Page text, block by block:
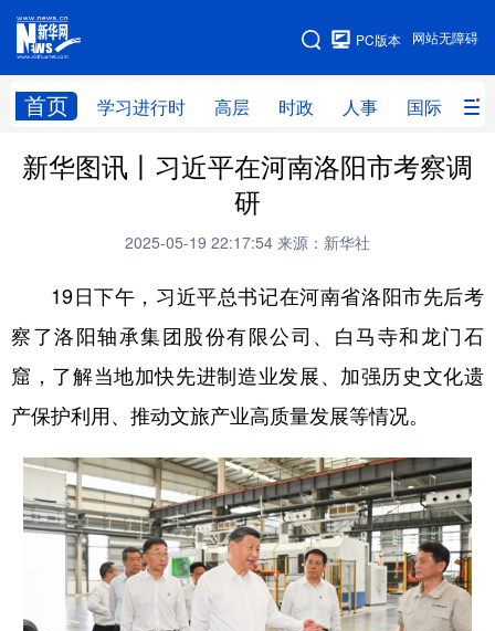
网站无障碍
PC版本
首页 学习进行时 高层 时政 人事 国际 财
网站地图
学习进行时 高层 时政 人事
科技 科创 量子 体育
文化 书画 健康
食品 人居 信息化 数字经济
学术中国 乡村振兴 银龄 溯源中国
城市 旅游 能源 会展
新华图讯丨习近平在河南洛阳市考察调
研
2025-05-19 22:17:54 来源：新华社
19日下午，习近平总书记在河南省洛阳市先后考
察了洛阳轴承集团股份有限公司、白马寺和龙门石
窟，了解当地加快先进制造业发展、加强历史文化遗
产保护利用、推动文旅产业高质量发展等情况。